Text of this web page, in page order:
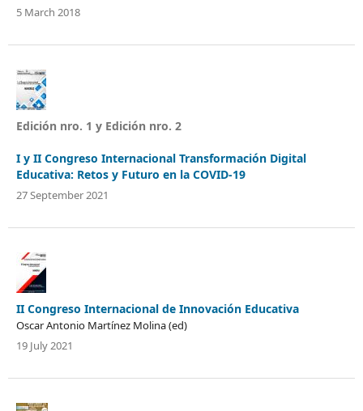
5 March 2018
Edición nro. 1 y Edición nro. 2
I y II Congreso Internacional Transformación Digital
Educativa: Retos y Futuro en la COVID-19
27 September 2021
II Congreso Internacional de Innovación Educativa
Oscar Antonio Martínez Molina (ed)
19 July 2021